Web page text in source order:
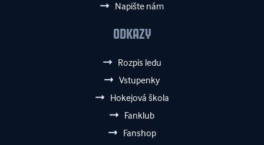
Napište nám
ODKAZY
Rozpis ledu
Vstupenky
Hokejová škola
Fanklub
Fanshop